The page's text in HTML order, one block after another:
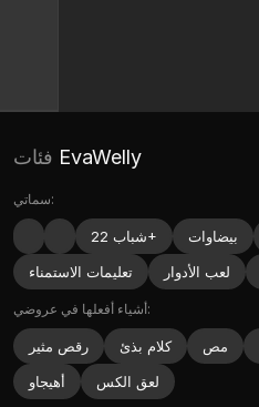
EvaWelly
سماتي:
شباب 22+ بيضاوات
تعليمات الاستمناء
لعب الأدوار
أشياء أفعلها في عروضي:
رقص مثير كلام بذئ مص
أهيجاو
لعق الكس